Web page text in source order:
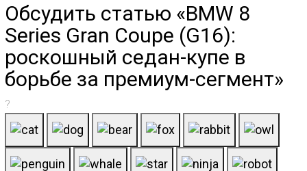
Обсудить статью «BMW 8
Series Gran Coupe (G16):
роскошный седан-купе в
борьбе за премиум-сегмент»
?